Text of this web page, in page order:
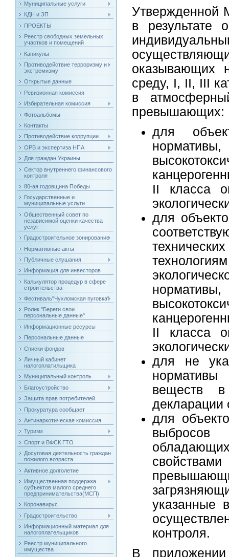
Муниципальные услуги
КДН и ЗП
ПРОЕКТЫ
Реестр свободных земельных
участков и помещений
Каникулы
Противодействие терроризму и
экстремизму
Открытые данные
Ревизионная комиссия
Избирательная комиссия
Фотоальбомы
Контакты
Противодействие коррупции
ОРВ и экспертиза НПА
Для граждан Украины
Сектор внутреннего финансового
контроля
80-ая годовщина Победы
Государственные и
муниципальные услуги
Общественный совет по
независимой оценки качества
услуг
Градостроительное зонирование
Нормативные акты
Публичные слушания
Информация для инвесторов
Калькулятор процедур в сфере
строительства
Фестиваль"Чухломская пуговка"
Ролик "Береги свои
персональные данные"
Информационные ресурсы
Персональные данные
Списки фондов
Личный кабинет
налогоплатильщика
Муниципальный контроль
Благоустройство
Защита прав потребителей
Прокуратура сообщает
Антинаркотическая комиссия
Туризм
Спорт и ВФСК ГТО
Досуговая деятельность граждан
пожилого возраста
Активное долголетие
Имущественная поддержка
субъектов малого среднего
предпринимательства(МСП)
Коронавирус
Градостроительство
Информационный материал для
налогоплательщиков
Реестр муниципального
имущества
Утвержденной
в результате
оказывающих
среду, I, II, III
в
превышающих:
для
II класса
для
II класса
для не
веществ
декларации
для
выбросов
указанные
контроля.
В